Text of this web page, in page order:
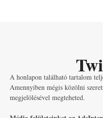
A honlapon található tartalom
Amennyiben mégis közölni
megjelölésével megteheted.